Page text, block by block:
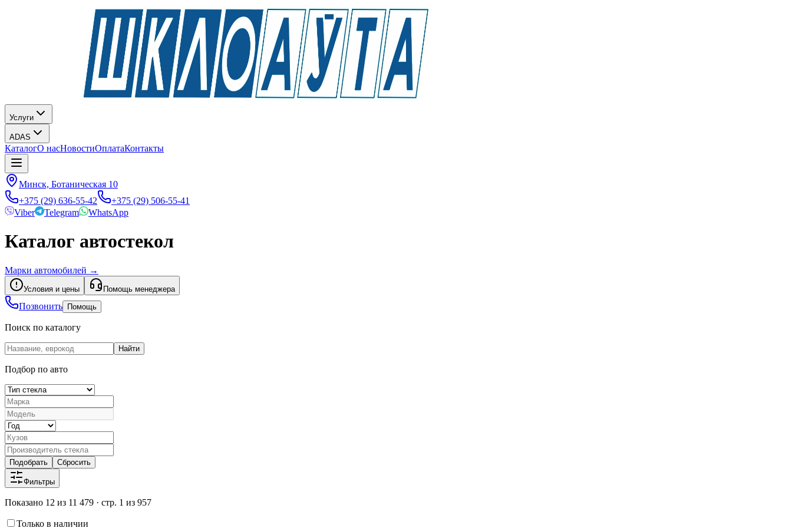
Услуги
ADAS
КаталогО насНовостиОплатаКонтакты
Минск, Ботаническая 10
+375 (29) 636-55-42
+375 (29) 506-55-41
Viber
Telegram WhatsApp
Каталог автостекол
Марки автомобилей →
Условия и цены Помощь менеджера
Позвонить Помощь
Поиск по каталогу
Найти
Подбор по авто
Подобрать Сбросить
Фильтры
Показано 12 из 11 479 · стр. 1 из 957
Только в наличии